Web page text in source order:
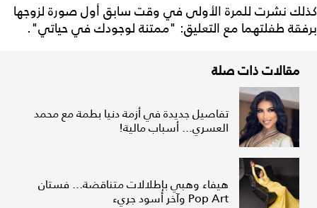
كذلك نشرت للمرة الأولى في وقت سابق أول صورة لزوجها
برفقة طفلتهما مع التعليق: "ممتنة لوجودك في حياتي".
مقالات ذات صلة
تفاصيل جديدة في أزمة دنيا بطمة مع محمد
العسري... أسباب مالية!
هيفاء وهبي بإطلالات متناقضة... فستان
Pop Art وآخر أسود جريء